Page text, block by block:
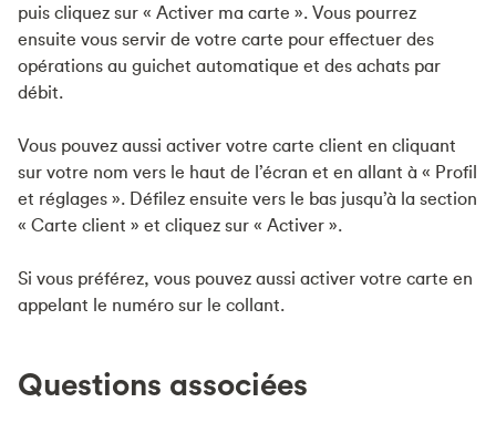
puis cliquez sur « Activer ma carte ». Vous pourrez
ensuite vous servir de votre carte pour effectuer des
opérations au guichet automatique et des achats par
débit.
Vous pouvez aussi activer votre carte client en cliquant
sur votre nom vers le haut de l’écran et en allant à « Profil
et réglages ». Défilez ensuite vers le bas jusqu’à la section
« Carte client » et cliquez sur « Activer ».
Si vous préférez, vous pouvez aussi activer votre carte en
appelant le numéro sur le collant.
Questions associées